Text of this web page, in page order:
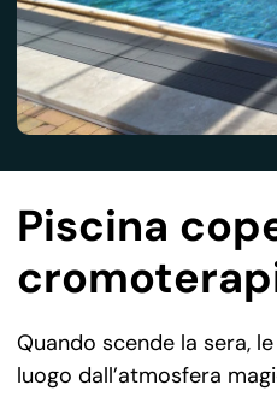
Piscina
Quando scende la sera, le
luogo dall’atmosfera